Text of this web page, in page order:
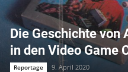
Die Geschichte von
in den Video Game
Reportage 9. April 2020